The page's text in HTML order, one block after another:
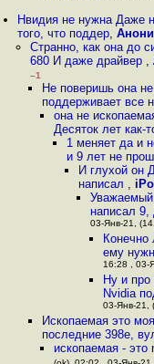
Нвидия не нужна Даже
того, что поддер,
Странно, как она до
680 И даже драйвер ,
–1
Не поверишь она
поддерживает все
она не
Десяток лет как-
1 меняет да и
и 9 лет не
И глухой он
написал ,
написал
03-Янв-21,
Конечно
ему
16:28 , 03-
Ну и про
Nvidia
03-Янв-21,
Ископаемая это
последние 398е,
ископаемая -